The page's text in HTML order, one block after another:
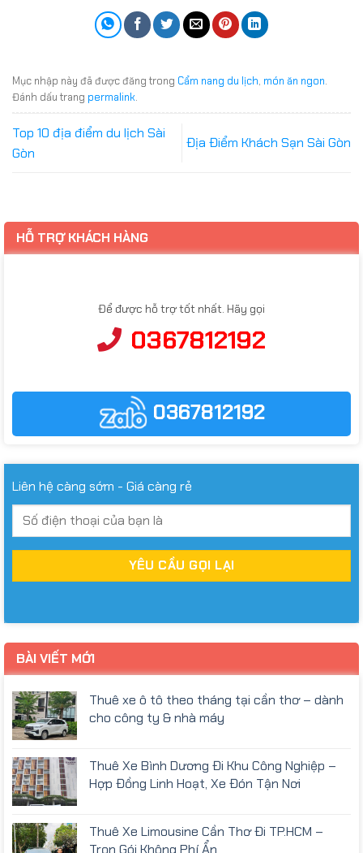
Mục nhập này đã được đăng trong Cẩm nang du lịch, món ăn ngon.
Đánh dấu trang permalink.
Top 10 địa điểm du lịch Sài
Gòn
Địa Điểm Khách Sạn Sài Gòn
HỖ TRỢ KHÁCH HÀNG
Để được hỗ trợ tốt nhất. Hãy gọi
0367812192
0367812192
Liên hệ càng sớm - Giá càng rẻ
BÀI VIẾT MỚI
Thuê xe ô tô theo tháng tại cần thơ – dành
cho công ty & nhà máy
Thuê Xe Bình Dương Đi Khu Công Nghiệp –
Hợp Đồng Linh Hoạt, Xe Đón Tận Nơi
Thuê Xe Limousine Cần Thơ Đi TP.HCM –
Trọn Gói Không Phí Ẩn